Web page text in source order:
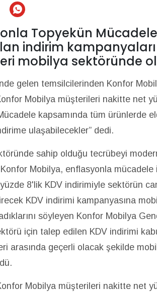
Topyekün
indirim kampanyaları
mobilya sektöründe
gelen temsilcilerinden Konfor
Mobilya müşterileri nakitte net
kapsamında tüm ürünlerde
ulaşabilecekler” dedi.
sahip olduğu tecrübeyi
Mobilya, enflasyonla mücadele
8'lik KDV indirimiyle sektörün
KDV indirimi kampanyasına
söyleyen Konfor Mobilya
için talep edilen KDV indirimi
arasında geçerli olacak şekilde
Mobilya müşterileri nakitte net